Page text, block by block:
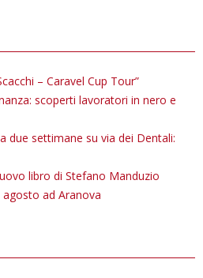
– Caravel Cup Tour”
scoperti lavoratori in nero e
due settimane su via dei Dentali:
libro di Stefano Manduzio
agosto ad Aranova